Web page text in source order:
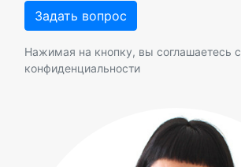
Нажимая на кнопку, вы соглашаетесь с
конфиденциальности